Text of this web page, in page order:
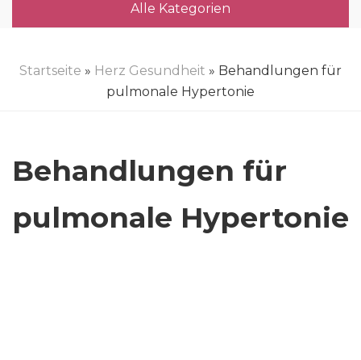
Alle Kategorien
Startseite » Herz Gesundheit » Behandlungen für
pulmonale Hypertonie
Behandlungen für
pulmonale Hypertonie